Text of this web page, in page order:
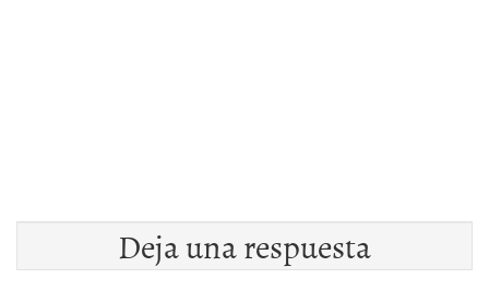
Deja una respuesta